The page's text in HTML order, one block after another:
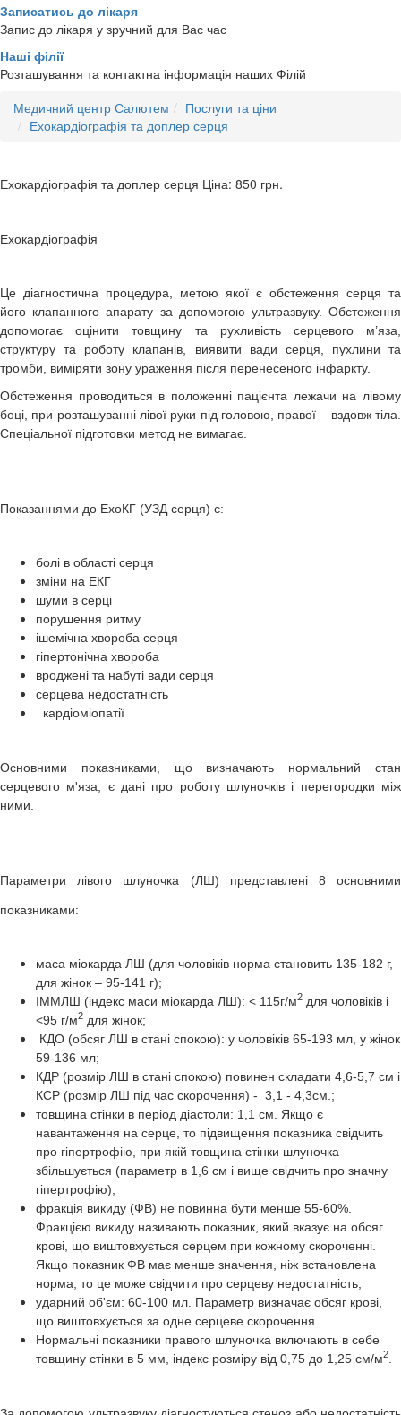
Записатись до лікаря
Запис до лікаря у зручний для Вас час
Наші філії
Розташування та контактна інформація наших Філій
Медичний центр Салютем
Послуги та ціни
Ехокардіографія та доплер серця
Ехокардіографія та доплер серця Ціна: 850 грн.
Ехокардіографія
Це діагностична процедура, метою якої є обстеження серця та
його клапанного апарату за допомогою ультразвуку. Обстеження
допомогає оцінити товщину та рухливість серцевого м’яза,
структуру та роботу клапанів, виявити вади серця, пухлини та
тромби, виміряти зону ураження після перенесеного інфаркту.
Обстеження проводиться в положенні пацієнта лежачи на лівому
боці, при розташуванні лівої руки під головою, правої – вздовж тіла.
Спеціальної підготовки метод не вимагає.
Показаннями до ЕхоКГ (УЗД серця) є:
болі в області серця
зміни на ЕКГ
шуми в серці
порушення ритму
ішемічна хвороба серця
гіпертонічна хвороба
вроджені та набуті вади серця
серцева недостатність
кардіоміопатії
Основними показниками, що визначають нормальний стан
серцевого м'яза, є дані про роботу шлуночків і перегородки між
ними.
Параметри лівого шлуночка (ЛШ) представлені 8 основними
показниками:
маса міокарда ЛШ (для чоловіків норма становить 135-182 г,
для жінок – 95-141 г);
ІММЛШ (індекс маси міокарда ЛШ): < 115г/м2 для чоловіків і
<95 г/м2 для жінок;
КДО (обсяг ЛШ в стані спокою): у чоловіків 65-193 мл, у жінок
59-136 мл;
КДР (розмір ЛШ в стані спокою) повинен складати 4,6-5,7 см і
КСР (розмір ЛШ під час скорочення) - 3,1 - 4,3см.;
товщина стінки в період діастоли: 1,1 см. Якщо є
навантаження на серце, то підвищення показника свідчить
про гіпертрофію, при якій товщина стінки шлуночка
збільшується (параметр в 1,6 см і вище свідчить про значну
гіпертрофію);
фракція викиду (ФВ) не повинна бути менше 55-60%.
Фракцією викиду називають показник, який вказує на обсяг
крові, що виштовхується серцем при кожному скороченні.
Якщо показник ФВ має менше значення, ніж встановлена
норма, то це може свідчити про серцеву недостатність;
ударний об'єм: 60-100 мл. Параметр визначає обсяг крові,
що виштовхується за одне серцеве скорочення.
Нормальні показники правого шлуночка включають в себе
товщину стінки в 5 мм, індекс розміру від 0,75 до 1,25 см/м2